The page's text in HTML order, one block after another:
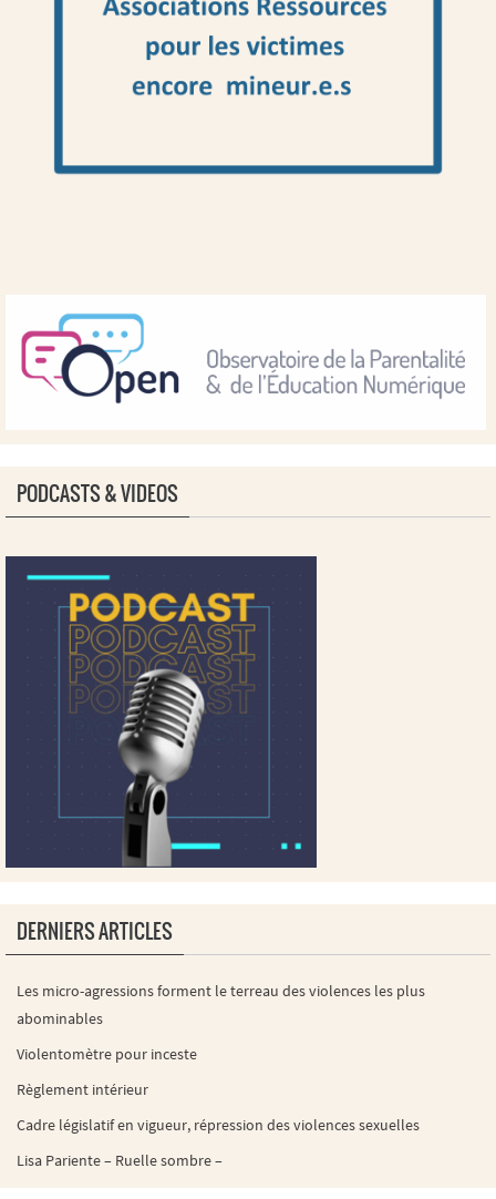
PODCASTS & VIDEOS
DERNIERS ARTICLES
Les micro-agressions forment le terreau des violences les plus
abominables
Violentomètre pour inceste
Règlement intérieur
Cadre législatif en vigueur, répression des violences sexuelles
Lisa Pariente – Ruelle sombre –